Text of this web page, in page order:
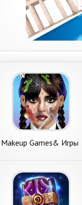
Makeup Games& Игры